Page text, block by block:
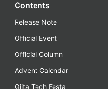
Contents
Release Note
Official Event
Official Column
Advent Calendar
Qiita Tech Festa